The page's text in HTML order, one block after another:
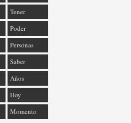
Tener
Poder
Personas
Saber
Años
Hoy
Momento